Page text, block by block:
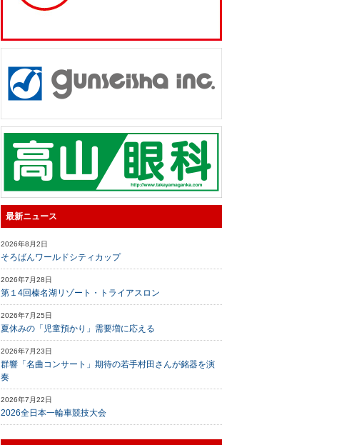
最新ニュース
2026年8月2日
そろばんワールドシティカップ
2026年7月28日
第１4回榛名湖リゾート・トライアスロン
2026年7月25日
夏休みの「児童預かり」需要増に応える
2026年7月23日
群響「名曲コンサート」期待の若手村田さんが銘器を演
奏
2026年7月22日
2026全日本一輪車競技大会